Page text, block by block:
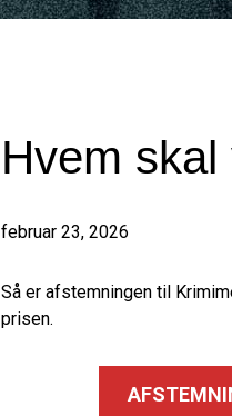
Hvem
februar 23, 2026
Så er afstemningen til
prisen.